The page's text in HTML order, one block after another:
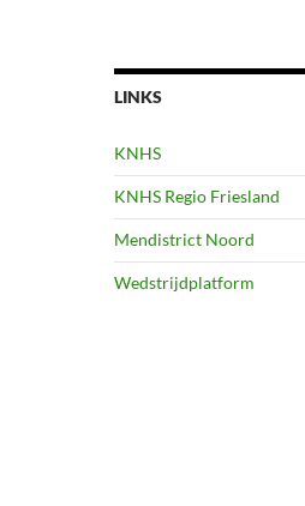
LINKS
KNHS
KNHS Regio Friesland
Mendistrict Noord
Wedstrijdplatform